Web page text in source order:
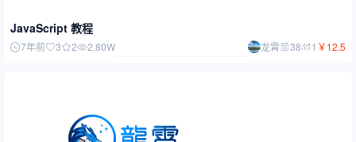
JavaScript 教程
7年前 3 2 2.80W 龙霄 38 1 ￥12.5